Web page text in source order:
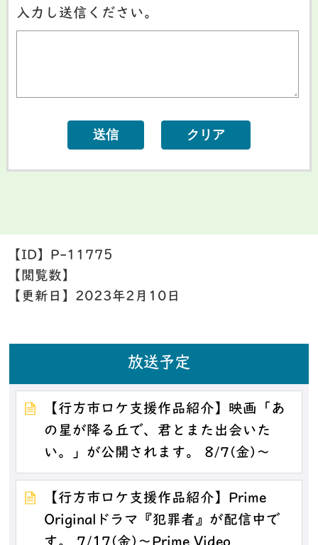
入力し送信ください。
【ID】 P-11775
【閲覧数】
【更新日】 2023年2月10日
放送予定
【行方市ロケ支援作品紹介】映画「あ
の星が降る丘で、君とまた出会いた
い。」が公開されます。 8/7(金)～
【行方市ロケ支援作品紹介】Prime
Originalドラマ『犯罪者』が配信中で